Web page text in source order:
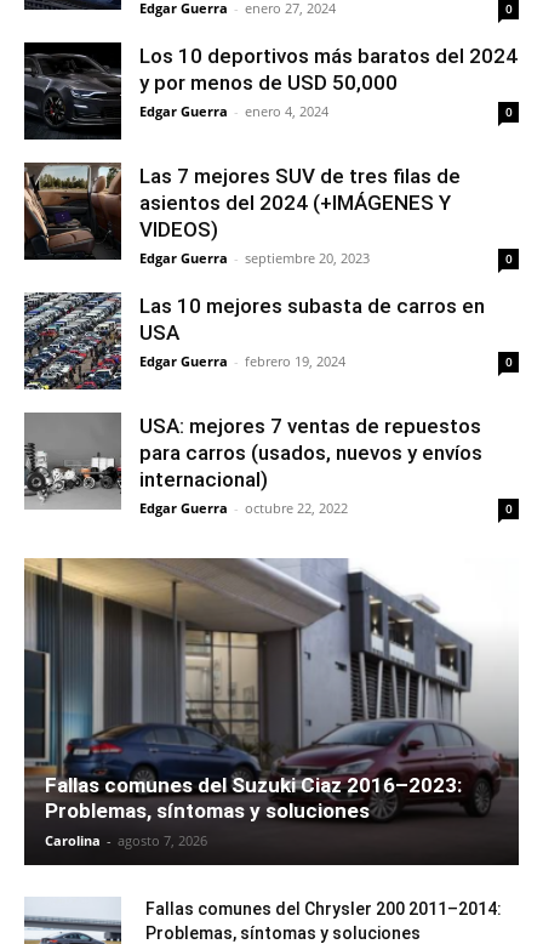
Edgar Guerra - enero 27, 2024 0
Los 10 deportivos más baratos del 2024
y por menos de USD 50,000
Edgar Guerra - enero 4, 2024 0
Las 7 mejores SUV de tres filas de
asientos del 2024 (+IMÁGENES Y
VIDEOS)
Edgar Guerra - septiembre 20, 2023 0
Las 10 mejores subasta de carros en
USA
Edgar Guerra - febrero 19, 2024 0
USA: mejores 7 ventas de repuestos
para carros (usados, nuevos y envíos
internacional)
Edgar Guerra - octubre 22, 2022 0
Fallas comunes del Suzuki Ciaz 2016–2023:
Problemas, síntomas y soluciones
Carolina - agosto 7, 2026
Fallas comunes del Chrysler 200 2011–2014:
Problemas, síntomas y soluciones